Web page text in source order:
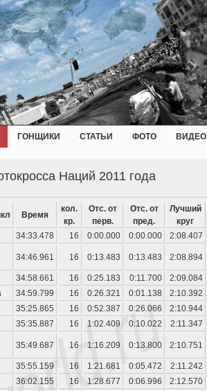
ГОНЩИКИ СТАТЬИ ФОТО ВИДЕО
Наций 2011 года
Время
кол.
кр.
Отс. от
перв.
Отс. от
пред.
Лучший
круг
34:33.478 16 0:00.000 0:00.000 2:08.407
34:46.961 16 0:13.483 0:13.483 2:08.894
34:58.661 16 0:25.183 0:11.700 2:09.084
34:59.799 16 0:26.321 0:01.138 2:10.392
35:25.865 16 0:52.387 0:26.066 2:10.944
35:35.887 16 1:02.409 0:10.022 2:11.347
35:49.687 16 1:16.209 0:13.800 2:10.751
35:55.159 16 1:21.681 0:05.472 2:11.242
36:02.155 16 1:28.677 0:06.996 2:12.570